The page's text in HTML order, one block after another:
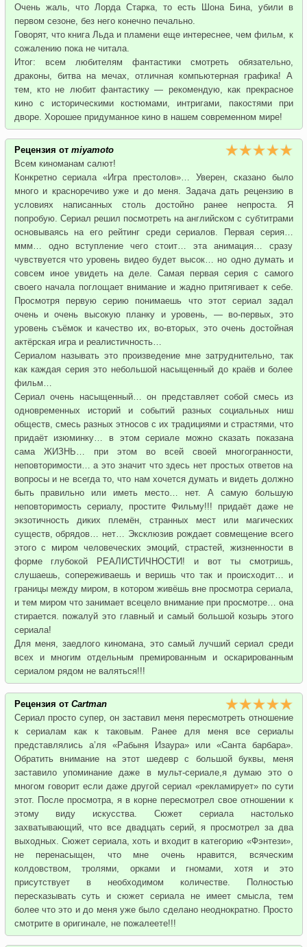
Очень жаль, что Лорда Старка, то есть Шона Бина, убили в
первом сезоне, без него конечно печально.
Говорят, что книга Льда и пламени еще интереснее, чем фильм, к
сожалению пока не читала.
Итог: всем любителям фантастики смотреть обязательно,
драконы, битва на мечах, отличная компьютерная графика! А
тем, кто не любит фантастику — рекомендую, как прекрасное
кино с историческими костюмами, интригами, пакостями при
дворе. Хорошее придуманное кино в нашем современном мире!
Рецензия от miyamoto
Всем киноманам салют!
Конкретно сериала «Игра престолов»… Уверен, сказано было
много и красноречиво уже и до меня. Задача дать рецензию в
условиях написанных столь достойно ранее непроста. Я
попробую. Сериал решил посмотреть на английском с субтитрами
основываясь на его рейтинг среди сериалов. Первая серия…
ммм… одно вступление чего стоит… эта анимация… сразу
чувствуется что уровень видео будет высок… но одно думать и
совсем иное увидеть на деле. Самая первая серия с самого
своего начала поглощает внимание и жадно притягивает к себе.
Просмотря первую серию понимаешь что этот сериал задал
очень и очень высокую планку и уровень, — во-первых, это
уровень съёмок и качество их, во-вторых, это очень достойная
актёрская игра и реалистичность…
Сериалом называть это произведение мне затруднительно, так
как каждая серия это небольшой насыщенный до краёв и более
фильм…
Сериал очень насыщенный… он представляет собой смесь из
одновременных историй и событий разных социальных ниш
обществ, смесь разных этносов с их традициями и страстями, что
придаёт изюминку… в этом сериале можно сказать показана
сама ЖИЗНЬ… при этом во всей своей многогранности,
неповторимости… а это значит что здесь нет простых ответов на
вопросы и не всегда то, что нам хочется думать и видеть должно
быть правильно или иметь место… нет. А самую большую
неповторимость сериалу, простите Фильму!!! придаёт даже не
экзотичность диких племён, странных мест или магических
существ, обрядов… нет… Эксклюзив рождает совмещение всего
этого с миром человеческих эмоций, страстей, жизненности в
форме глубокой РЕАЛИСТИЧНОСТИ! и вот ты смотришь,
слушаешь, сопереживаешь и веришь что так и происходит… и
границы между миром, в котором живёшь вне просмотра сериала,
и тем миром что занимает всецело внимание при просмотре… она
стирается. пожалуй это главный и самый большой козырь этого
сериала!
Для меня, заедлого киномана, это самый лучший сериал среди
всех и многим отдельным премированным и оскарированным
сериалом рядом не валяться!!!
Рецензия от Cartman
Сериал просто супер, он заставил меня пересмотреть отношение
к сериалам как к таковым. Ранее для меня все сериалы
представлялись а’ля «Рабыня Изаура» или «Санта барбара».
Обратить внимание на этот шедевр с большой буквы, меня
заставило упоминание даже в мульт-сериале,я думаю это о
многом говорит если даже другой сериал «рекламирует» по сути
этот. После просмотра, я в корне пересмотрел свое отношении к
этому виду искусства. Сюжет сериала настолько
захватывающий, что все двадцать серий, я просмотрел за два
выходных. Сюжет сериала, хоть и входит в категорию «Фэнтези»,
не перенасыщен, что мне очень нравится, всяческим
колдовством, тролями, орками и гномами, хотя и это
присутствует в необходимом количестве. Полностью
пересказывать суть и сюжет сериала не имеет смысла, тем
более что это и до меня уже было сделано неоднократно. Просто
смотрите в оригинале, не пожалеете!!!